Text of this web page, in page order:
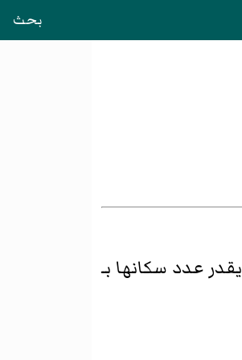
بحث
يقدر عدد سكانها بـ